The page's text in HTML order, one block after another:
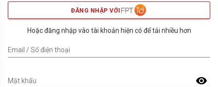
ĐĂNG NHẬP VỚI
Hoặc đăng nhập vào tài khoản hiện có để tải nhiều hơn
Email / Số điện thoại
visibility
Mật khẩu